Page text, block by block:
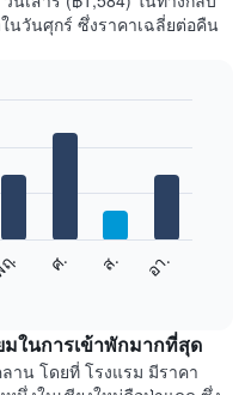
นวันศุกร์ ซึ่งราคาเฉลี่ยต่อคืน
. ศ. ส. อา.
ในการเข้าพักมากที่สุด
าน โดยที่ โรงแรม มีราคา